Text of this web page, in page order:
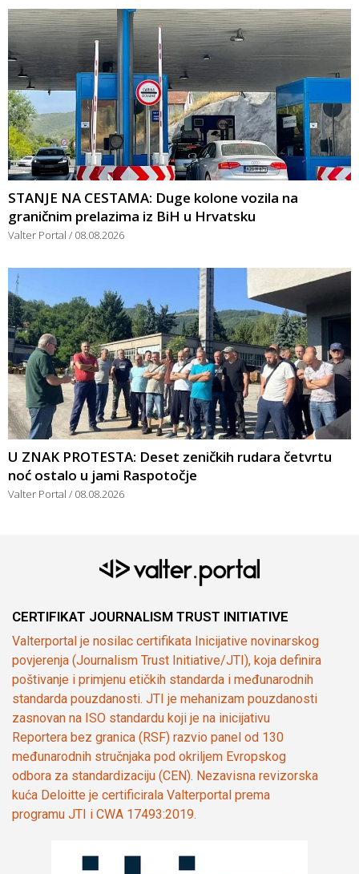
STANJE NA CESTAMA: Duge kolone vozila na
graničnim prelazima iz BiH u Hrvatsku
Valter Portal 08.08.2026
U ZNAK PROTESTA: Deset zeničkih rudara četvrtu
noć ostalo u jami Raspotočje
Valter Portal 08.08.2026
CERTIFIKAT JOURNALISM TRUST INITIATIVE
Valterportal je nosilac certifikata Inicijative novinarskog
povjerenja (Journalism Trust Initiative/JTI), koja definira
poštivanje i primjenu etičkih standarda i međunarodnih
standarda pouzdanosti. JTI je mehanizam pouzdanosti
zasnovan na ISO standardu koji je na inicijativu
Reportera bez granica (RSF) razvio panel od 130
međunarodnih stručnjaka pod okriljem Evropskog
odbora za standardizaciju (CEN). Nezavisna revizorska
kuća Deloitte je certificirala Valterportal prema
programu JTI i CWA 17493:2019.